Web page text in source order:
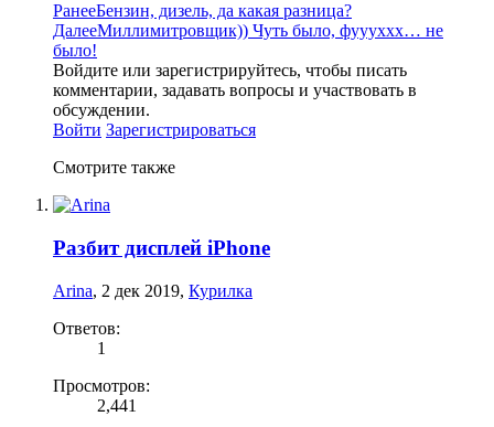
РанееБензин, дизель, да какая разница?
ДалееМиллимитровщик)) Чуть было, фуууххх… не
было!
Войдите или зарегистрируйтесь, чтобы писать
комментарии, задавать вопросы и участвовать в
обсуждении.
Войти Зарегистрироваться
Смотрите также
Разбит дисплей iPhone
Arina, 2 дек 2019, Курилка
Ответов:
1
Просмотров:
2,441